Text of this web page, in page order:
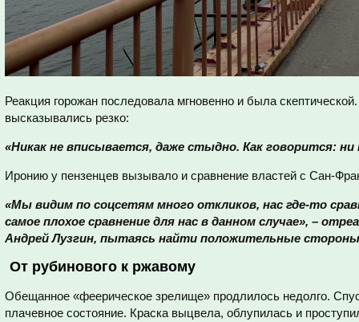
Реакция горожан последовала мгновенно и была
высказывались резко:
«Никак не вписывается, даже стыдно. Как говорится: ни
Иронию у пензенцев вызывало и сравнение властей с Сан-
«Мы видим по соцсетям много откликов, нас где-то
самое плохое сравнение для нас в данном случае», –
Андрей Лузгин, пытаясь найти положительные
От рубинового к ржавому
Обещанное «феерическое зрелище» продлилось недолго.
плачевное состояние. Краска выцвела, облупилась и